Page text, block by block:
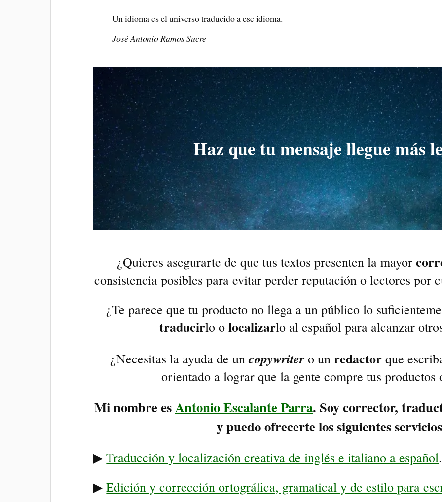
Un idioma es el universo traducido a ese idioma.
José Antonio Ramos Sucre
Haz que tu mensaje llegue más
¿Quieres asegurarte de que tus textos presenten la mayor
consistencia posibles para evitar perder reputación o lectores por
¿Te parece que tu producto no llega a un público lo
traducirlo olocalizarlo al español para alcanzar
¿Necesitas la ayuda de uncopywriter o unredactor que
orientado a lograr que la gente compre tus productos
Mi nombre esAntonioEscalanteParra. Soycorrector,
y puedo ofrecerte los siguientesservicios
▶Traducción y localización creativa de inglés e italiano a español.
▶Edición y corrección ortográfica, gramatical y de estilo para